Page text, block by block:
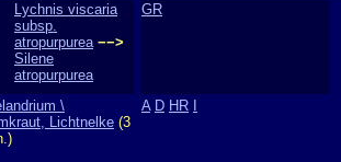
Lychnis viscaria
subsp.
atropurpurea −−>
Silene
atropurpurea
GR
\
Lichtnelke (3
A D HR